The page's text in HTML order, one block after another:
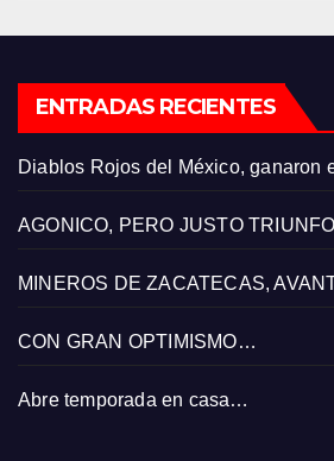
ENTRADAS RECIENTES
Diablos Rojos del México, ganaron
AGONICO, PERO JUSTO
MINEROS DE ZACATECAS,
CON GRAN OPTIMISMO…
Abre temporada en casa…